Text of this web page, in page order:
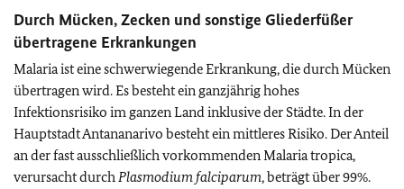
Durch Mücken, Zecken und sonstige Gliederfüßer
übertragene Erkrankungen
Malaria ist eine schwerwiegende Erkrankung, die durch Mücken
übertragen wird. Es besteht ein ganzjährig hohes
Infektionsrisiko im ganzen Land inklusive der Städte. In der
Hauptstadt Antananarivo besteht ein mittleres Risiko. Der Anteil
an der fast ausschließlich vorkommenden Malaria tropica,
verursacht durchPlasmodium falciparum, beträgt über 99%.